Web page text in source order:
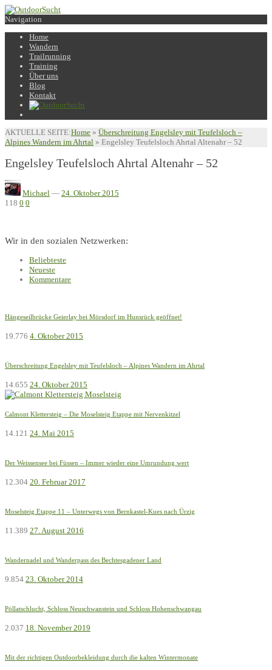
Navigation
Home
Wandern
Trailrunning
Training
Über uns
Blog
Kontakt
AKTUELLE SEITE:Home » Überschreitung Engelsley mit Teufelsloch –
Alpines Wandern im Ahrtal » Engelsley Teufelsloch Ahrtal Altenahr – 52
Engelsley Teufelsloch Ahrtal Altenahr – 52
Michael — 24. Oktober 2015
118 0 0
Wir in den sozialen Netzwerken:
Beliebteste
Neueste
Kommentare
Hängeseilbrücke Geierlay bei Mörsdorf im Hunsrück geöffnet!
19.776 4. Oktober 2015
Überschreitung Engelsley mit Teufelsloch – Alpines Wandern im Ahrtal
14.655 24. Oktober 2015
Calmont Klettersteig – Die Moselsteig Etappe mit Nervenkitzel
14.121 24. Mai 2015
Der Weissensee bei Füssen – Immer wieder eine Umrundung wert
12.304 20. Februar 2017
Moselsteig Etappe 11 – Unterwegs von Bernkastel-Kues nach Ürzig
11.389 27. August 2016
Wandernadel und Wanderpass des Bechtesgadener Land
9.854 23. Oktober 2014
Pöllatschlucht, Schloss Neuschwanstein und Schloss Hohenschwangau
2.037 18. November 2019
Mit der richtigen Outdoorbekleidung durch die kalten Wintermonate